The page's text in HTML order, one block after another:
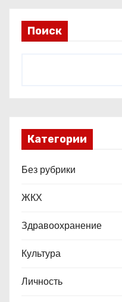
с
яПоиск
Категории
Без рубрики
ЖКХ
Здравоохранение
Культура
Личность